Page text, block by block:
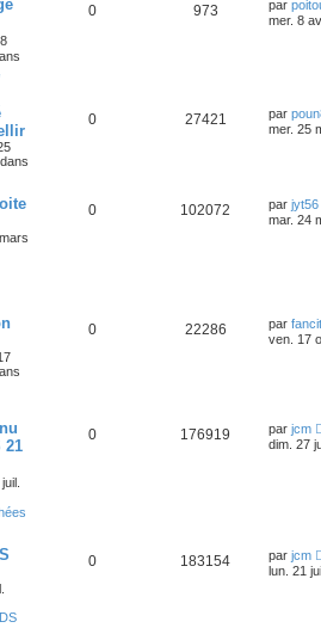
0 973 par
mer. 8
0 27421 par
mer. 25
0 102072 par jyt56
mar. 24
0 22286 par
ven. 17
21
0 176919 par jcm
dim. 27
0 183154 par jcm
lun. 21